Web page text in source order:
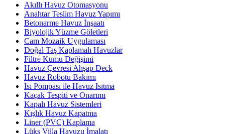
Akıllı Havuz Otomasyonu
Anahtar Teslim Havuz Yapımı
Betonarme Havuz İnşaatı
Biyolojik Yüzme Göletleri
Cam Mozaik Uygulaması
Doğal Taş Kaplamalı Havuzlar
Filtre Kumu Değişimi
Havuz Çevresi Ahşap Deck
Havuz Robotu Bakımı
Isı Pompası ile Havuz Isıtma
Kaçak Tespiti ve Onarımı
Kapalı Havuz Sistemleri
Kışlık Havuz Kapatma
Liner (PVC) Kaplama
Lüks Villa Havuzu İmalatı